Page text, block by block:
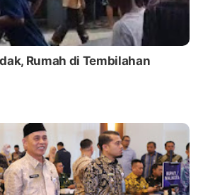
Rumah di Tembilahan